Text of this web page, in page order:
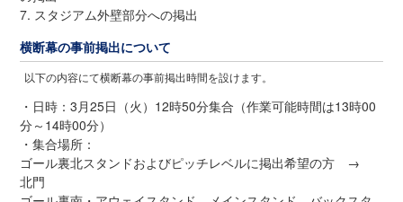
7. スタジアム外壁部分への掲出
横断幕の事前掲出について
以下の内容にて横断幕の事前掲出時間を設けます。
・日時：3月25日（火）12時50分集合（作業可能時間は13時00
分～14時00分）
・集合場所：
ゴール裏北スタンドおよびピッチレベルに掲出希望の方 →
北門